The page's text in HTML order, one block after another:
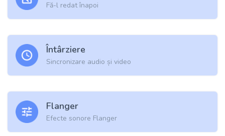
Fă-l redat înapoi
Întârziere
Sincronizare audio și video
Flanger
Efecte sonore Flanger